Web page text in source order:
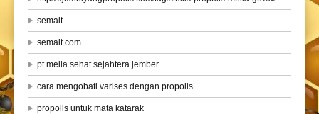
semalt
semalt com
pt melia sehat sejahtera jember
cara mengobati varises dengan propolis
propolis untuk mata katarak